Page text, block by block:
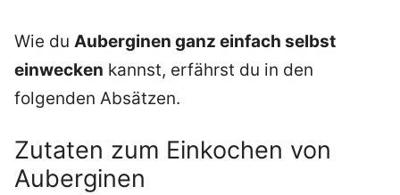
Wie du Auberginen ganz einfach selbst
einwecken kannst, erfährst du in den
folgenden Absätzen.
Zutaten zum Einkochen von
Auberginen